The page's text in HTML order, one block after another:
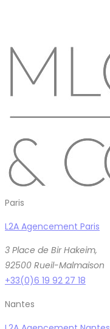
Paris
L2A Agencement Paris
3 Place de Bir Hakeim,
92500 Rueil-Malmaison
+33(0)6 19 92 27 18
Nantes